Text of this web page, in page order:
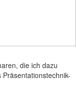
die ich dazu